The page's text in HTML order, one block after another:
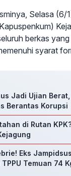
Selasa (6/
berkas
syarat
Jadi Ujian Berat,
Berantas Korupsi
di Rutan
Eks
Temuan 74